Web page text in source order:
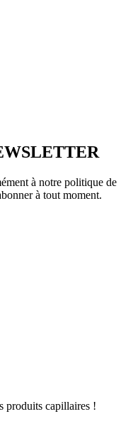
à notre politique de
à tout moment.
produits capillaires !